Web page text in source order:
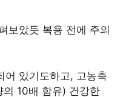
보았듯 복용 전에 주의
어 있기도하고, 고농축
의 10배 함유) 건강한